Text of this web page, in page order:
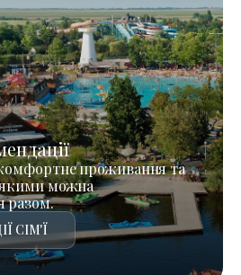
проживання та
якими можна
разом.
СІМ'Ї